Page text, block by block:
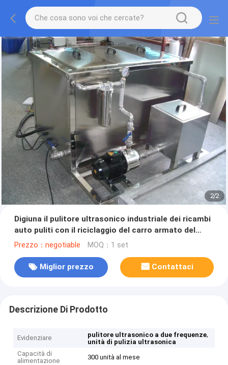
2/2
Digiuna il pulitore ultrasonico industriale dei ricambi
auto puliti con il riciclaggio del carro armato del
filtrante
Prezzo：negotiable MOQ：1 set
Miglior prezzo Contattaci
Descrizione Di Prodotto
Evidenziare pulitore ultrasonico a due frequenze,
unità di pulizia ultrasonica
Capacità di
alimentazione
300 unità al mese